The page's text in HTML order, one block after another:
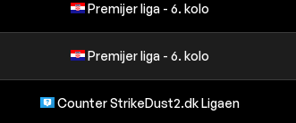
Premijer liga - 6. kolo
Premijer liga - 6. kolo
Counter StrikeDust2.dk Ligaen